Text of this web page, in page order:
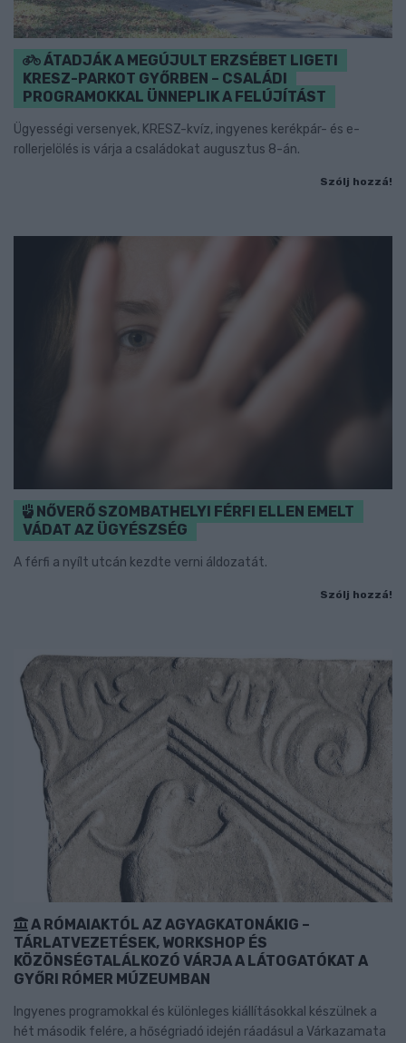
ÁTADJÁK A MEGÚJULT ERZSÉBET LIGETI
KRESZ-PARKOT GYŐRBEN – CSALÁDI
PROGRAMOKKAL ÜNNEPLIK A FELÚJÍTÁST
Ügyességi versenyek, KRESZ-kvíz, ingyenes kerékpár- és e-
rollerjelölés is várja a családokat augusztus 8-án.
Szólj hozzá!
NŐVERŐ SZOMBATHELYI FÉRFI ELLEN EMELT
VÁDAT AZ ÜGYÉSZSÉG
A férfi a nyílt utcán kezdte verni áldozatát.
Szólj hozzá!
A RÓMAIAKTÓL AZ AGYAGKATONÁKIG –
TÁRLATVEZETÉSEK, WORKSHOP ÉS
KÖZÖNSÉGTALÁLKOZÓ VÁRJA A LÁTOGATÓKAT A
GYŐRI RÓMER MÚZEUMBAN
Ingyenes programokkal és különleges kiállításokkal készülnek a
hét második felére, a hőségriadó idején ráadásul a Várkazamata